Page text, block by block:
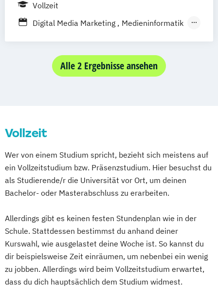
Vollzeit
Digital Media Marketing
Medieninformatik
Alle 2 Ergebnisse ansehen
Vollzeit
Wer von einem Studium spricht, bezieht sich meistens auf
ein Vollzeitstudium bzw. Präsenzstudium. Hier besuchst du
als Studierende/r die Universität vor Ort, um deinen
Bachelor- oder Masterabschluss zu erarbeiten.
Allerdings gibt es keinen festen Stundenplan wie in der
Schule. Stattdessen bestimmst du anhand deiner
Kurswahl, wie ausgelastet deine Woche ist. So kannst du
dir beispielsweise Zeit einräumen, um nebenbei ein wenig
zu jobben. Allerdings wird beim Vollzeitstudium erwartet,
dass du dich hauptsächlich dem Studium widmest.